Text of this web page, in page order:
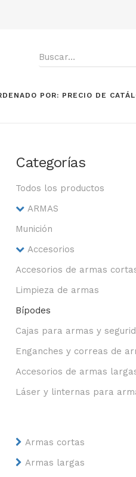
POR: PRECIO DE
Categorías
Todos los productos
ARMAS
Munición
Accesorios
Accesorios de armas
Limpieza de armas
Bípodes
Cajas para armas y
Enganches y correas de
Accesorios de armas
Láser y linternas para
Armas cortas
Armas largas